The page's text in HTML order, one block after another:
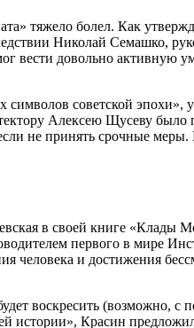
тяжело болел. Как
Николай Семашко,
вести довольно активную
советской эпохи»,
Алексею Щусеву было
не принять срочные
в своей книге «Клады
первого в мире
и достижения
воскресить (возможно, с
истории», Красин